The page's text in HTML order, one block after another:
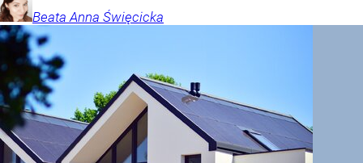
Beata Anna Święcicka